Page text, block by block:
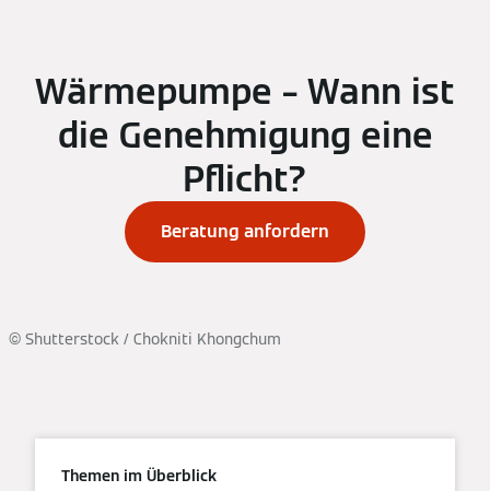
Wärmepumpe – Wann ist
die Genehmigung eine
Pflicht?
Beratung anfordern
© Shutterstock / Chokniti Khongchum
Themen im Überblick